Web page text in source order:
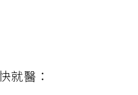
就醫：